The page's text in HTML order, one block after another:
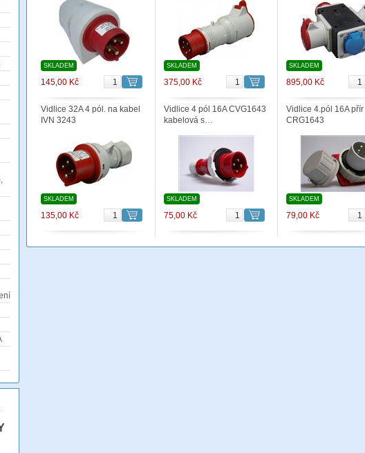
SKLADEM
145,00 Kč
SKLADEM
375,00 Kč
SKLADEM
895,00 Kč
Vidlice 32A 4 pól. na kabel
IVN 3243
SKLADEM
135,00 Kč
Vidlice 4 pól 16A CVG1643
kabelová s…
SKLADEM
75,00 Kč
Vidlice 4.pól 16A přír
CRG1643
SKLADEM
79,00 Kč